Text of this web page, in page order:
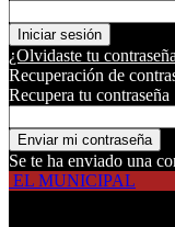
¿Olvidaste tu
Recuperación de
Recupera tu contraseña
Se te ha enviado una
EL MUNICIPAL